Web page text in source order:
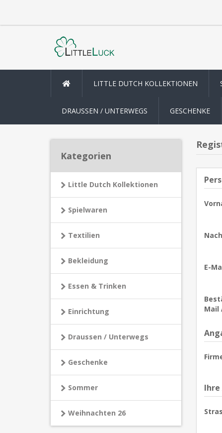
LITTLE DUTCH KOLLEKTIONEN
DRAUSSEN / UNTERWEGS GESCHENKE
Kategorien
Little Dutch Kollektionen
Spielwaren
Textilien
Bekleidung
Essen & Trinken
Einrichtung
Draussen / Unterwegs
Geschenke
Sommer
Weihnachten 26
E-
Mail
Ihre